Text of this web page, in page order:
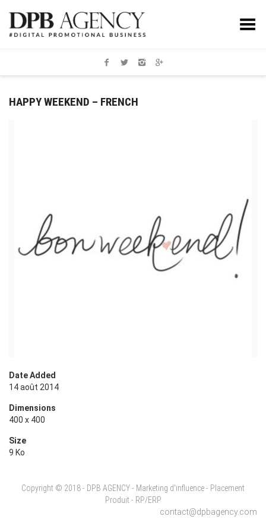
Toggle Menu
HAPPY WEEKEND – FRENCH
Date Added
14 août 2014
Dimensions
400 x 400
Size
9 Ko
Copyright © 2018 - DPB AGENCY - Marketing d'influence - Placement
Produit - RP/ERP
contact@dpbagency.com